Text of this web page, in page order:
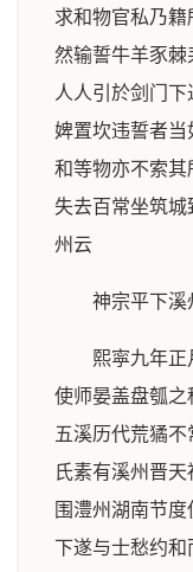
求和物官私乃
然输誓牛羊豕
人人引於剑门
婢置坎违誓者当
和等物亦不索其
失去百常坐筑
州云
神宗平下溪
熙寜九年正
使师晏盖盘瓠之
五溪历代荒獝
氏素有溪州晋
围澧州湖南节
下遂与士愁约和